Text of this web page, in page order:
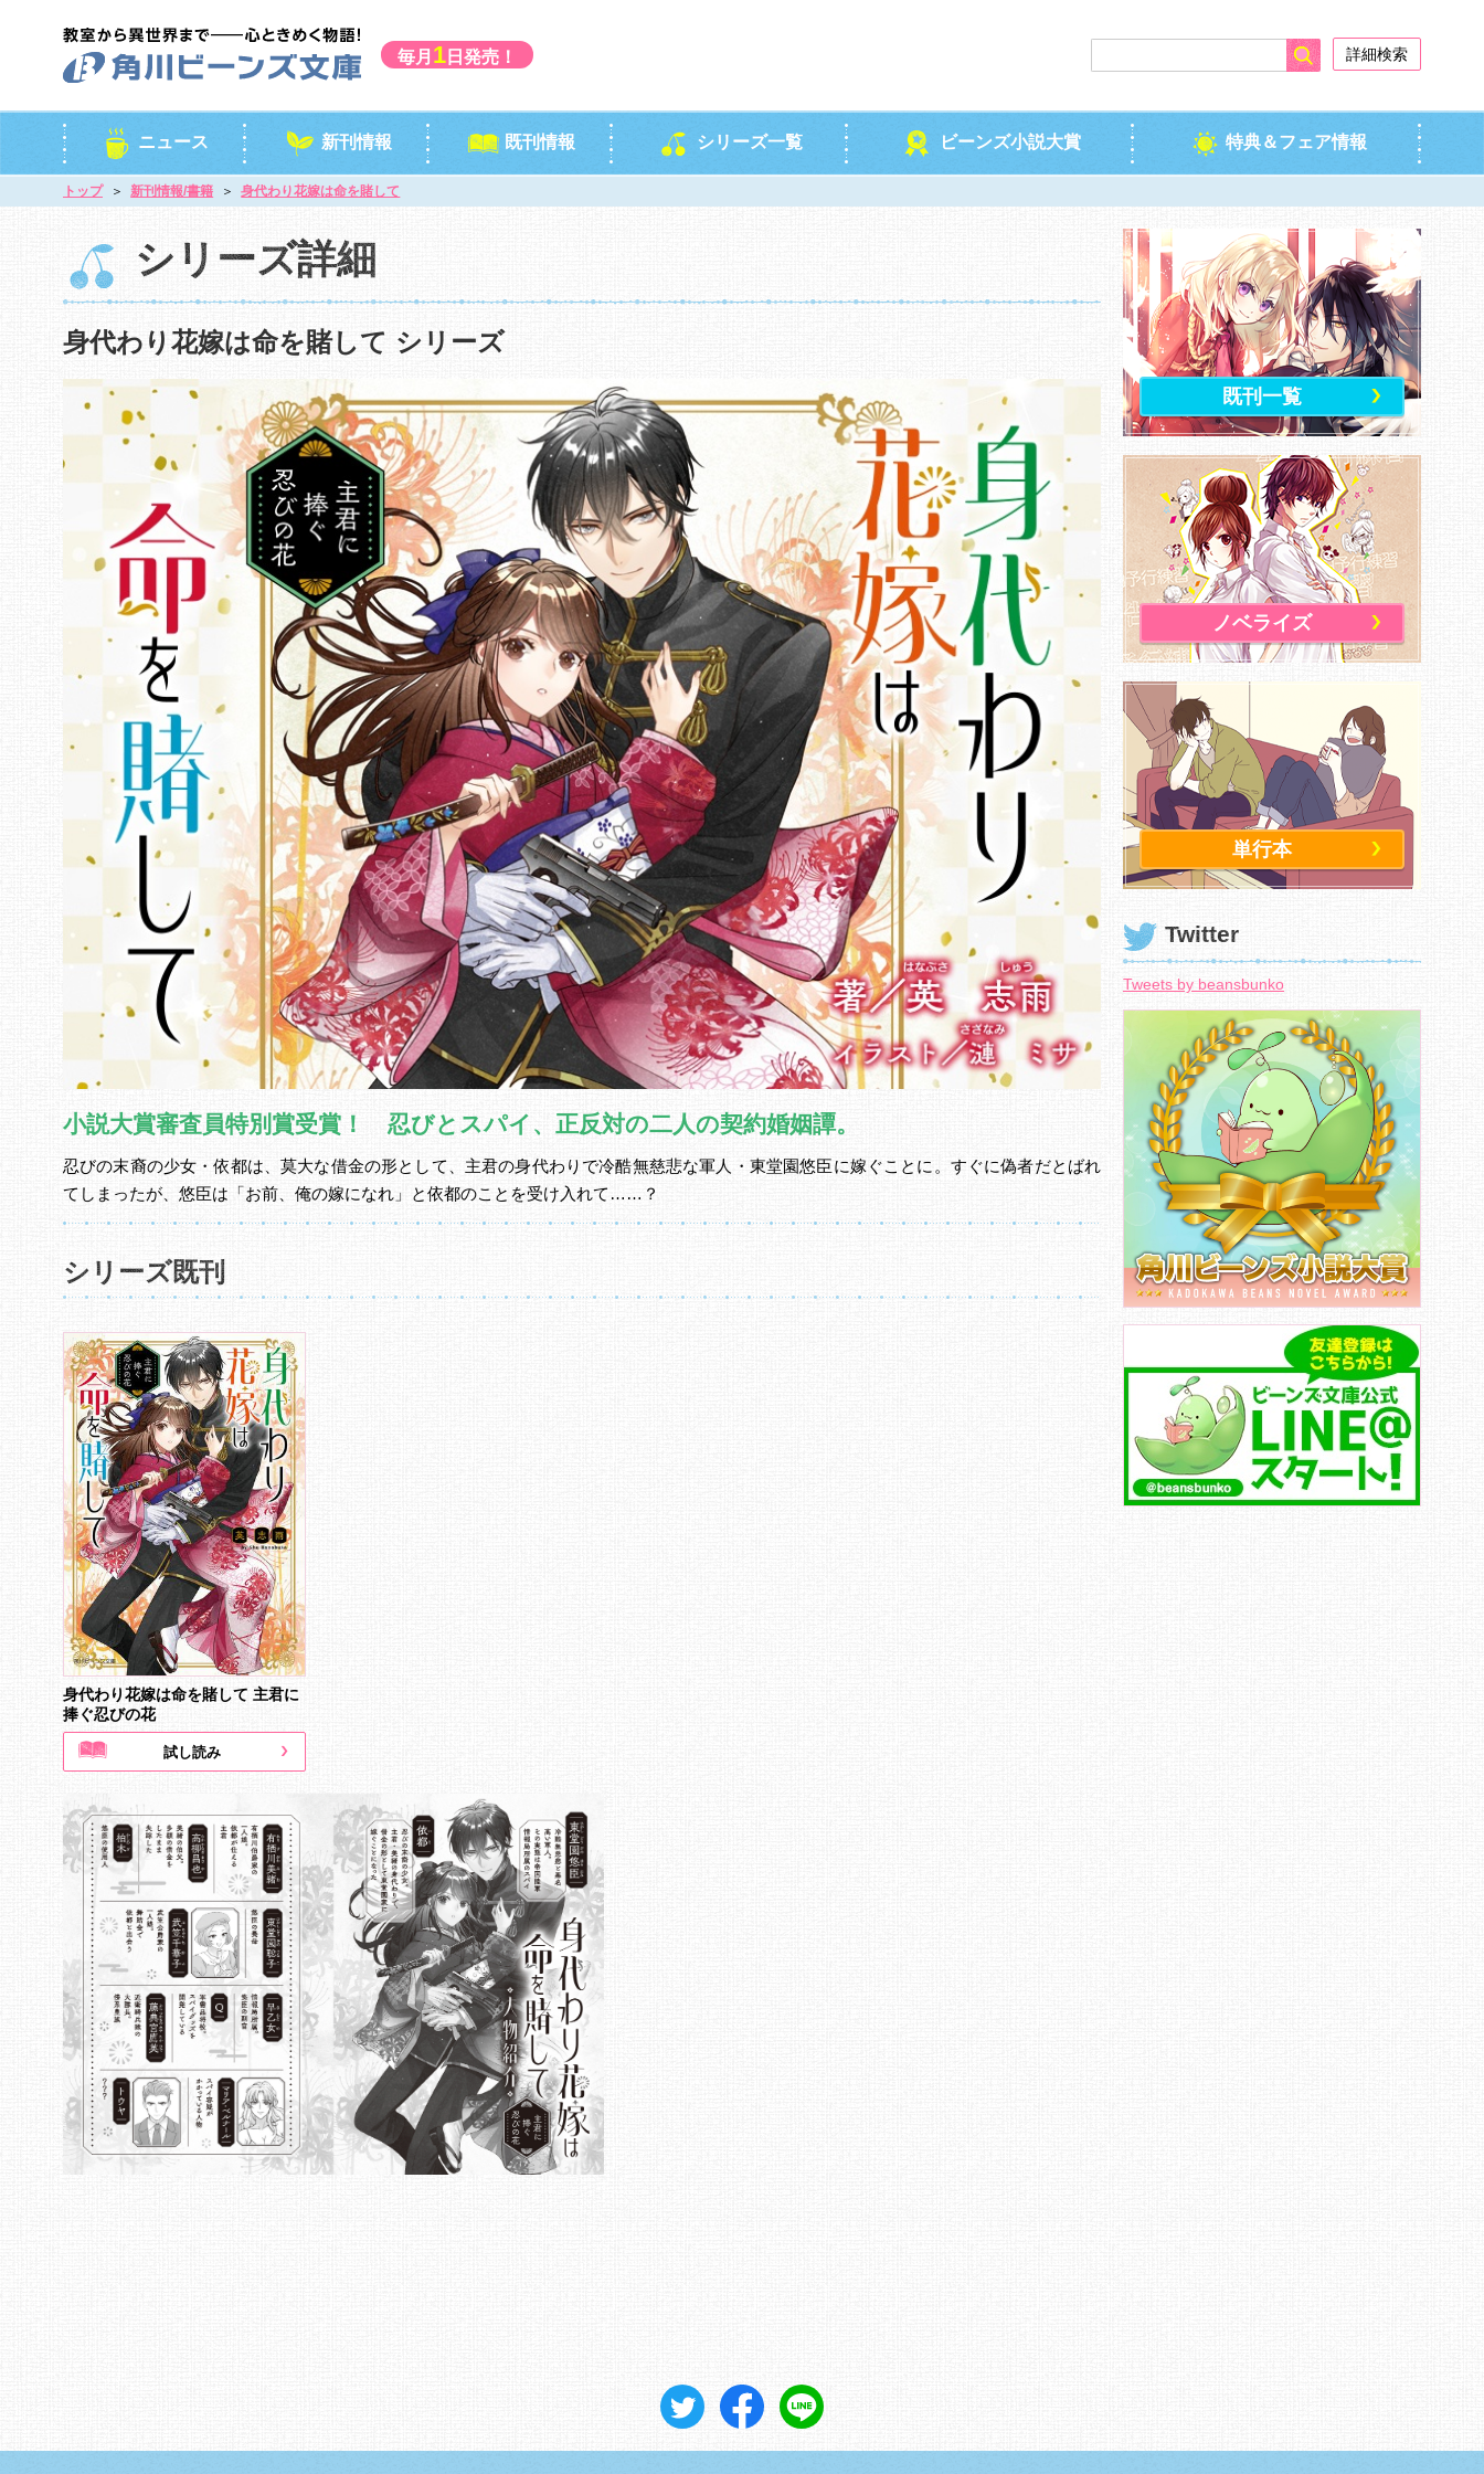
毎月 1 日発売！
検索
詳細検索
ニュース 新刊情報 既刊情報 シリーズ一覧 ビーンズ小説大賞 特典＆フェア情報
トップ 新刊情報/書籍 身代わり花嫁は命を賭して
シリーズ詳細
身代わり花嫁は命を賭して シリーズ
小説大賞審査員特別賞受賞！ 忍びとスパイ、正反対の二人の契約婚姻譚。
忍びの末裔の少女・依都は、莫大な借金の形として、主君の身代わりで冷酷無慈悲な軍人・東堂園悠臣に嫁ぐことに。すぐに偽者だとばれ
てしまったが、悠臣は「お前、俺の嫁になれ」と依都のことを受け入れて……？
シリーズ既刊
身代わり花嫁は命を賭して 主君に
捧ぐ忍びの花
試し読み
既刊一覧
ノベライズ
単行本
Twitter
Tweets by beansbunko